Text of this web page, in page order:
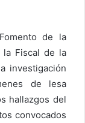
de la
la Fiscal de la
investigación
de lesa
hallazgos del
convocados